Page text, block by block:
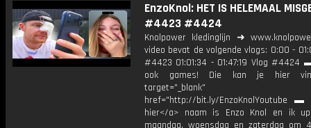
EnzoKnol: HET IS HELEMAAL
#4423 #4424
Knolpower kledinglijn ➜
video bevat de volgende vlogs: 0:00 -
#4423 01:01:34 - 01:47:19 Vlog #4424
ook games! Die kan je hier
target="_blank"
href="http://bit.ly/EnzoKnolYoutube ▬
hier</a> naam is Enzo Knol en ik
maandag, woensdag en zaterdag om